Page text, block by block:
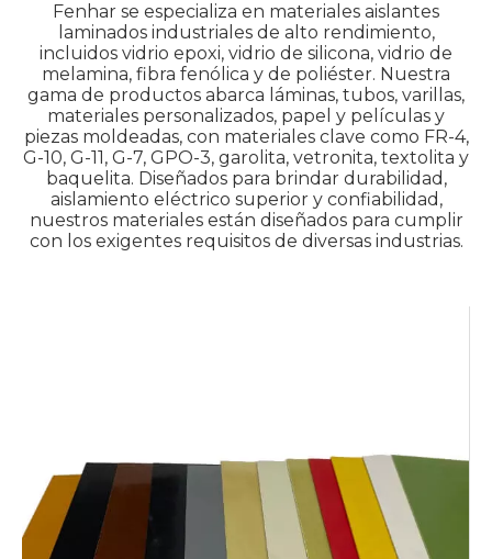
Fenhar se especializa en materiales aislantes
laminados industriales de alto rendimiento,
incluidos vidrio epoxi, vidrio de silicona, vidrio de
melamina, fibra fenólica y de poliéster. Nuestra
gama de productos abarca láminas, tubos, varillas,
materiales personalizados, papel y películas y
piezas moldeadas, con materiales clave como FR-4,
G-10, G-11, G-7, GPO-3, garolita, vetronita, textolita y
baquelita. Diseñados para brindar durabilidad,
aislamiento eléctrico superior y confiabilidad,
nuestros materiales están diseñados para cumplir
con los exigentes requisitos de diversas industrias.